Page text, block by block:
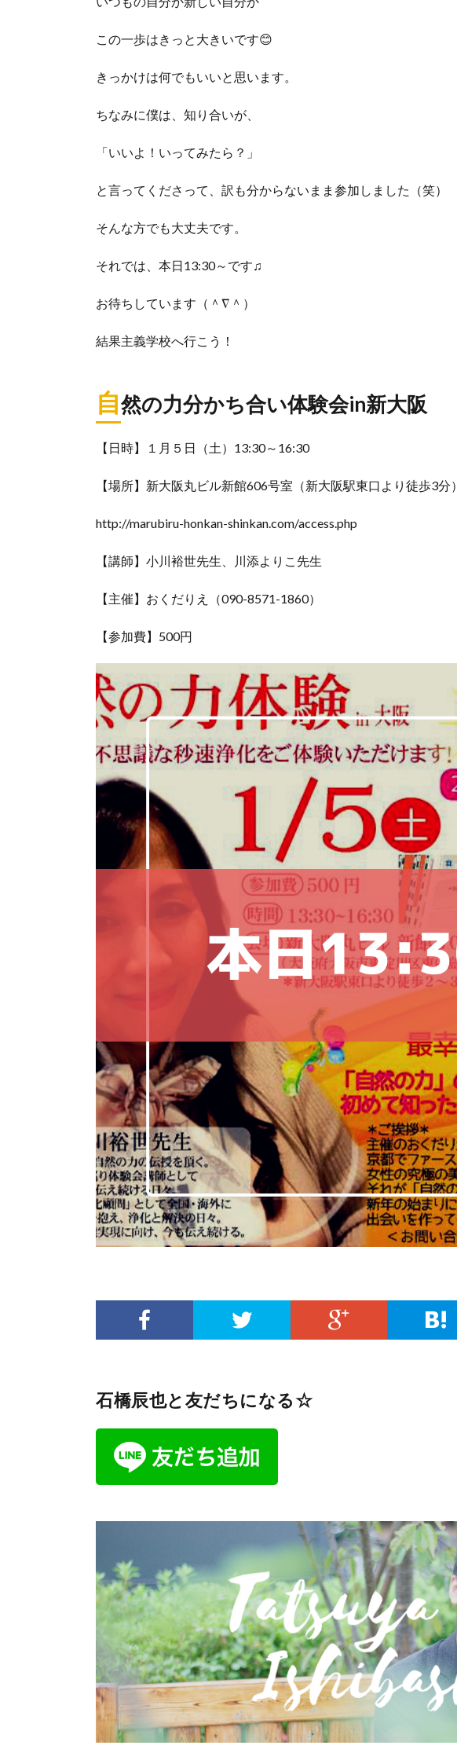
この一歩はきっと大きいです😊
きっかけは何でもいいと思います。
ちなみに僕は、知り合いが、
「いいよ！いってみたら？」
と言ってくださって、訳も分からないまま参加しました（笑）
そんな方でも大丈夫です。
それでは、本日13:30～です♫
お待ちしています（＾∇＾）
結果主義学校へ行こう！
自然の力分かち合い体験会in新大阪
【日時】１月５日（土）13:30～16:30
【場所】新大阪丸ビル新館606号室（新大阪駅東口より徒歩3分）
http://marubiru-honkan-shinkan.com/access.php
【講師】小川裕世先生、川添よりこ先生
【主催】おくだりえ（090-8571-1860）
【参加費】500円
石橋辰也と友だちになる☆